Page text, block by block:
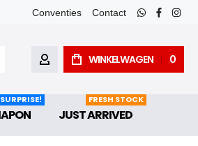
Conventies Contact
whatsapp
facebook
ACCOUNTWINKELWAGEN 0
SURPRISE!
JUST ARRIVED
FRESH STOCK